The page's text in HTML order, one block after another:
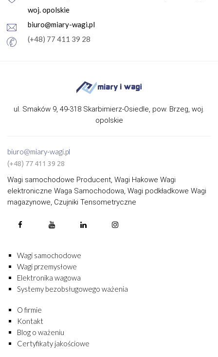
woj. opolskie
biuro@miary-wagi.pl
(+48) 77 411 39 28
ul. Smaków 9, 49-318 Skarbimierz-Osiedle, pow. Brzeg, woj.
opolskie
biuro@miary-wagi.pl
(+48) 77 411 39 28
Wagi samochodowe Producent, Wagi Hakowe Wagi
elektroniczne Waga Samochodowa, Wagi podkładkowe Wagi
magazynowe, Czujniki Tensometryczne
Wagi samochodowe
Wagi przemysłowe
Elektronika wagowa
Systemy bezobsługowego ważenia
O firmie
Kontakt
Blog o ważeniu
Certyfikaty jakościowe